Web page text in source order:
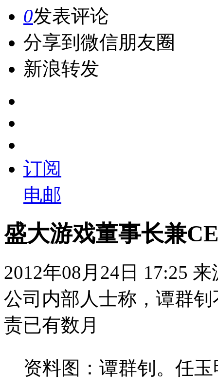
0发表评论
分享到微信朋友圈
新浪转发
订阅
电邮
盛大游戏董事长兼
2012年08月24日 17:25
公司内部人士称，谭群
责已有数月
资料图：谭群钊。任玉